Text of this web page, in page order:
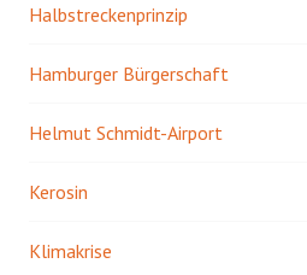
Halbstreckenprinzip
Hamburger Bürgerschaft
Helmut Schmidt-Airport
Kerosin
Klimakrise